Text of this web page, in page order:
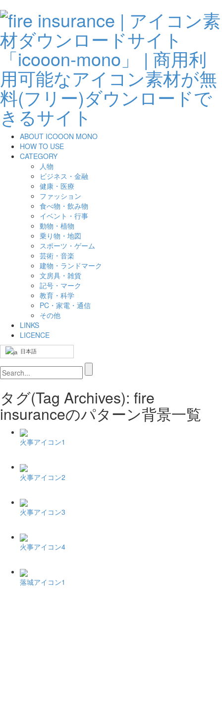
ABOUT ICOOON MONO
HOW TO USE
CATEGORY
人物
ビジネス・金融
健康・医療
ファッション
食べ物・飲み物
イベント・行事
動物・植物
乗り物・地図
スポーツ・ゲーム
芸術・音楽
建物・ランドマーク
文房具・雑貨
記号・マーク
教育・科学
PC・家電・通信
その他
LINKS
LICENCE
日本語
タグ(Tag Archives): fire
insuranceのパターン背景一覧
火事アイコン1
火事アイコン2
火事アイコン3
火事アイコン4
落城アイコン1